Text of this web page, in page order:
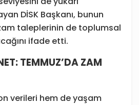
DİSK Başkanı, bunun
taleplerinin de toplumsal
ifade etti.
TEMMUZ’DA ZAM
verileri hem de yaşam